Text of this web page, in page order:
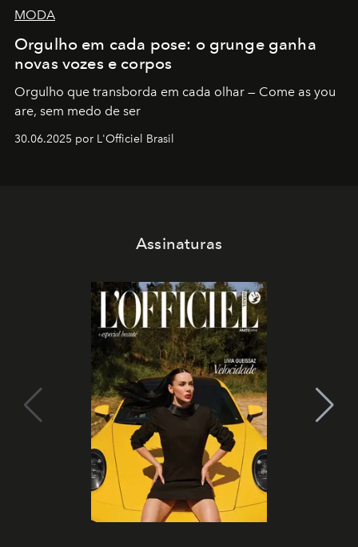
MODA
Orgulho em cada pose: o grunge ganha
novas vozes e corpos
Orgulho que transborda em cada olhar — Come as you
are, sem medo de ser
30.06.2025 por L'Officiel Brasil
Assinaturas